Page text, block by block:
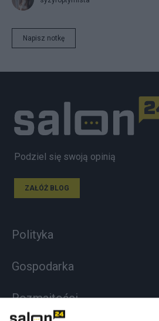
Napisz notkę
Podziel się swoją opinią
ZAŁÓŻ BLOG
Polityka
Gospodarka
Rozmaitości